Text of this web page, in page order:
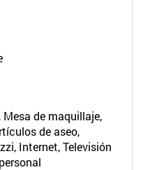
Mesa de maquillaje,
de aseo,
Internet, Televisión